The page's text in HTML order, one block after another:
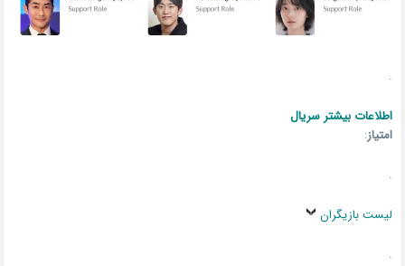
.
اطلاعات بیشتر سریال
امتیاز:
.
لیست بازیگران
.